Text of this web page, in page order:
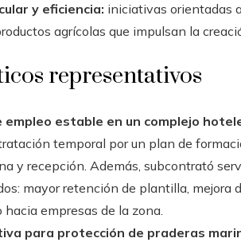
y eficiencia: iniciativas orientadas
agrícolas que impulsan la
representativos
empleo estable en un complejo
temporal por un plan de
y recepción. Además, subcontrató
mayor retención de plantilla, mejora
empresas de la zona.
para protección de praderas